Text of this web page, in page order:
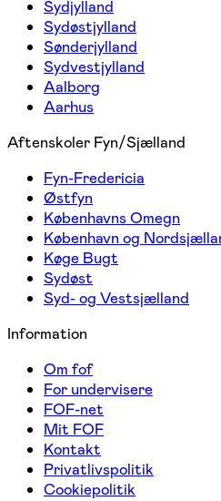
Sydjylland
Sydøstjylland
Sønderjylland
Sydvestjylland
Aalborg
Aarhus
Aftenskoler Fyn/Sjælland
Fyn-Fredericia
Østfyn
Københavns Omegn
København og
Køge Bugt
Sydøst
Syd- og Vestsjælland
Information
Om fof
For undervisere
FOF-net
Mit FOF
Kontakt
Privatlivspolitik
Cookiepolitik